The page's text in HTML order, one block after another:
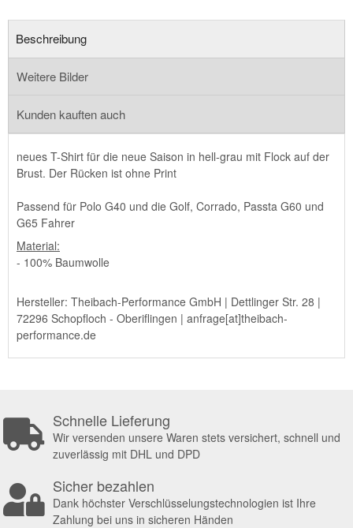
Beschreibung
Weitere Bilder
Kunden kauften auch
neues T-Shirt für die neue Saison in hell-grau mit Flock auf der
Brust. Der Rücken ist ohne Print
Passend für Polo G40 und die Golf, Corrado, Passta G60 und
G65 Fahrer
Material:
- 100% Baumwolle
Hersteller: Theibach-Performance GmbH | Dettlinger Str. 28 |
72296 Schopfloch - Oberiflingen | anfrage[at]theibach-
performance.de
Schnelle Lieferung
Wir versenden unsere Waren stets versichert, schnell und
zuverlässig mit DHL und DPD
Sicher bezahlen
Dank höchster Verschlüsselungstechnologien ist Ihre
Zahlung bei uns in sicheren Händen